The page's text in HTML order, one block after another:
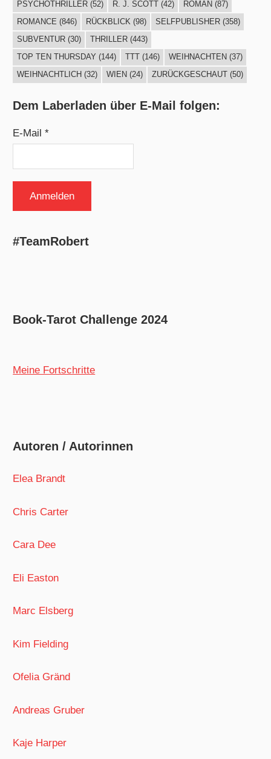
PSYCHOTHRILLER(52) R. J. SCOTT(42) ROMAN(87)
ROMANCE (846) RÜCKBLICK (98) SELFPUBLISHER(358)
SUBVENTUR(30) THRILLER(443)
TOP TEN THURSDAY (144) TTT(146) WEIHNACHTEN (37)
WEIHNACHTLICH (32) WIEN (24) ZURÜCKGESCHAUT(50)
Dem Laberladen über E-Mail folgen:
E-Mail *
#TeamRobert
Book-Tarot Challenge 2024
Meine Fortschritte
Autoren / Autorinnen
Elea Brandt
Chris Carter
Cara Dee
Eli Easton
Marc Elsberg
Kim Fielding
Ofelia Gränd
Andreas Gruber
Kaje Harper